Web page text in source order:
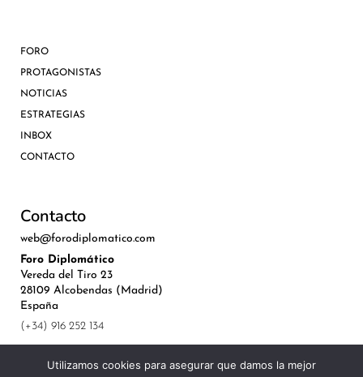
FORO
PROTAGONISTAS
NOTICIAS
ESTRATEGIAS
INBOX
CONTACTO
Contacto
web@forodiplomatico.com
Foro Diplomático
Vereda del Tiro 23
28109 Alcobendas (Madrid)
España
(+34) 916 252 134
Utilizamos cookies para asegurar que damos la mejor